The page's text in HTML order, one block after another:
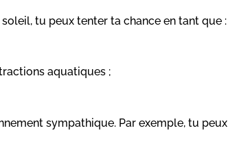
tu peux tenter ta chance en tant que :
aquatiques ;
sympathique. Par exemple, tu peux